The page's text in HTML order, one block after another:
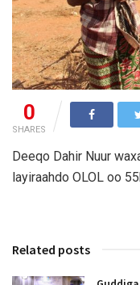
0
SHARES
Deeqo Dahir Nuur
layiraahdo OLOL oo
Related posts